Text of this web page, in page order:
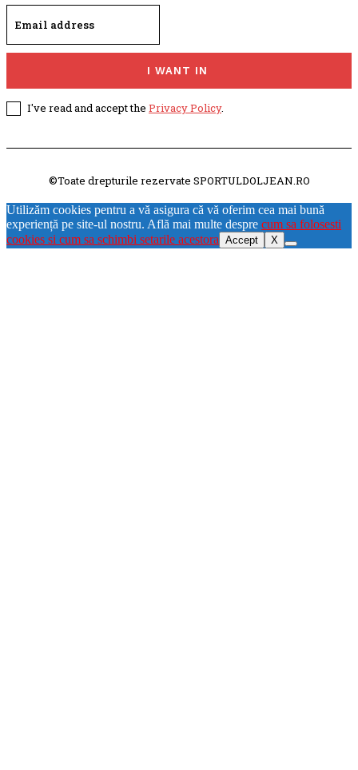
I WANT IN
I've read and accept the Privacy Policy.
©Toate drepturile rezervate SPORTULDOLJEAN.RO
Utilizăm cookies pentru a vă asigura că vă oferim cea mai bună
experiență pe site-ul nostru. Află mai multe despre cum sa folosesti
cookies si cum sa schimbi setarile acestora Accept X